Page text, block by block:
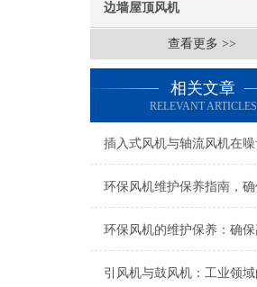
边墙屋顶风机
查看更多 >>
相关文章
RELEVANT ARTICLES